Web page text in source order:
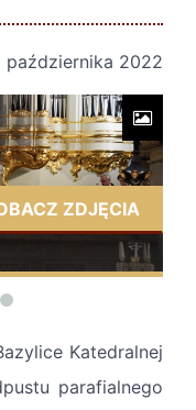
października 2022
ZDJĘCIA
Katedralnej
parafialnego